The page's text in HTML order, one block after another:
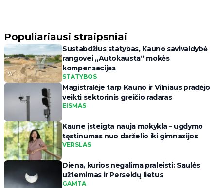
Populiariausi straipsniai
Sustabdžius statybas, Kauno savivaldybė
rangovei „Autokausta“ mokės
kompensacijas
STATYBOS
Magistralėje tarp Kauno ir Vilniaus pradėjo
veikti sektorinis greičio radaras
EISMAS
Kaune įsteigta nauja mokykla – ugdymo
tęstinumas nuo darželio iki gimnazijos
VERSLAS
Diena, kurios negalima praleisti: Saulės
užtemimas ir Perseidų lietus
GAMTA